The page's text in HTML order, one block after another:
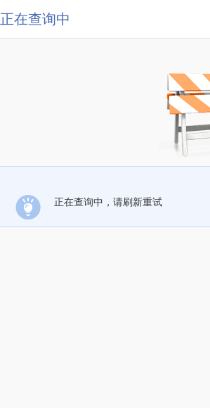
正在查询中
正在查询中，请刷新重试